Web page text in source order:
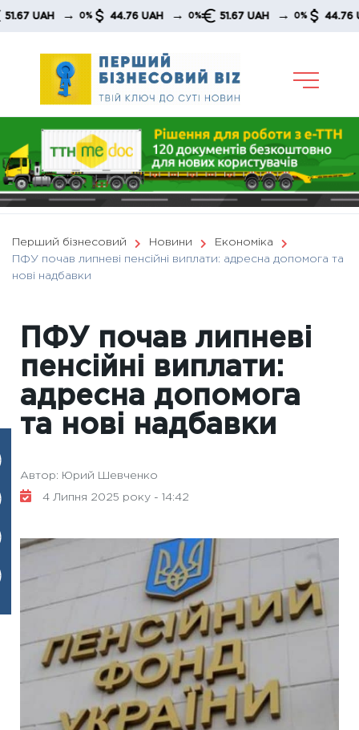
Skip
UAH → 0% 44.76 UAH → 0% 51.67 UAH → 0% 44.76 UAH
Перший бізнесовий Новини
Економіка
ПФУ почав липневі пенсійні виплати: адресна допомога та
нові надбавки
ПФУ почав липневі
пенсійні виплати:
адресна допомога
та нові надбавки
Автор: Юрий Шевченко
4 Липня 2025 року - 14:42